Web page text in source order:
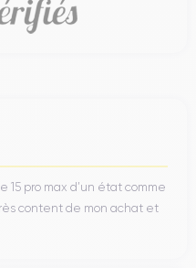
15 pro max d’un état comme
content de mon achat et